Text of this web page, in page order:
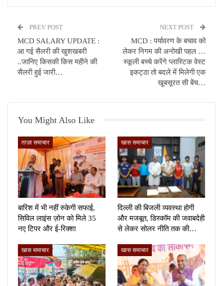
PREV POST
MCD SALARY UPDATE :
आ गई सैलरी की खुशखबरी
..जानिए किसकी किस महीने की
सैलरी हुई जारी…
NEXT POST
MCD : पर्यावरण के बचाव को
लेकर निगम की अनोखी पहल …
स्कूली बच्चे करेंगे प्लास्टिक वेस्ट
इकट्ठा तो बदले में मिलेगी एक
खूबसूरत सी बेंच…
You Might Also Like
ताज़ा समाचार
बारिश में भी नहीं रुकेगी सफाई,
सिविल लाइंस ज़ोन को मिले 35
नए टिपर और ई-रिक्शा
खास समाचार
दिल्ली की बिजली व्यवस्था होगी
और मजबूत, डिस्कॉम की जवाबदेही
से लेकर सोलर नीति तक की…
खास समाचार खास समाचार